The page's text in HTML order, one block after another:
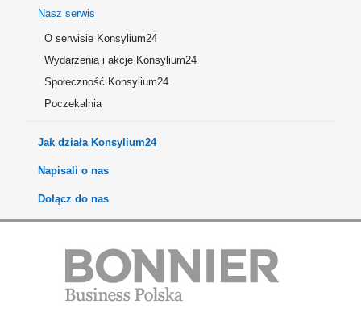
Nasz serwis
O serwisie Konsylium24
Wydarzenia i akcje Konsylium24
Społeczność Konsylium24
Poczekalnia
Jak działa Konsylium24
Napisali o nas
Dołącz do nas